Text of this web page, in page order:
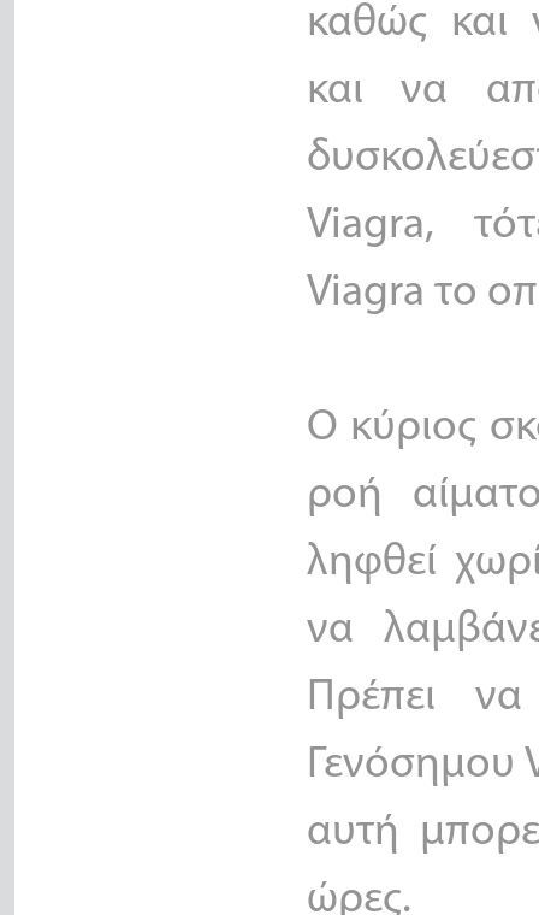
καθώς και
και να
Viagra,
Viagra το
Ο κύριος
ροή
ληφθεί
να
Πρέπει
Γενόσημου
αυτή
ώρες.